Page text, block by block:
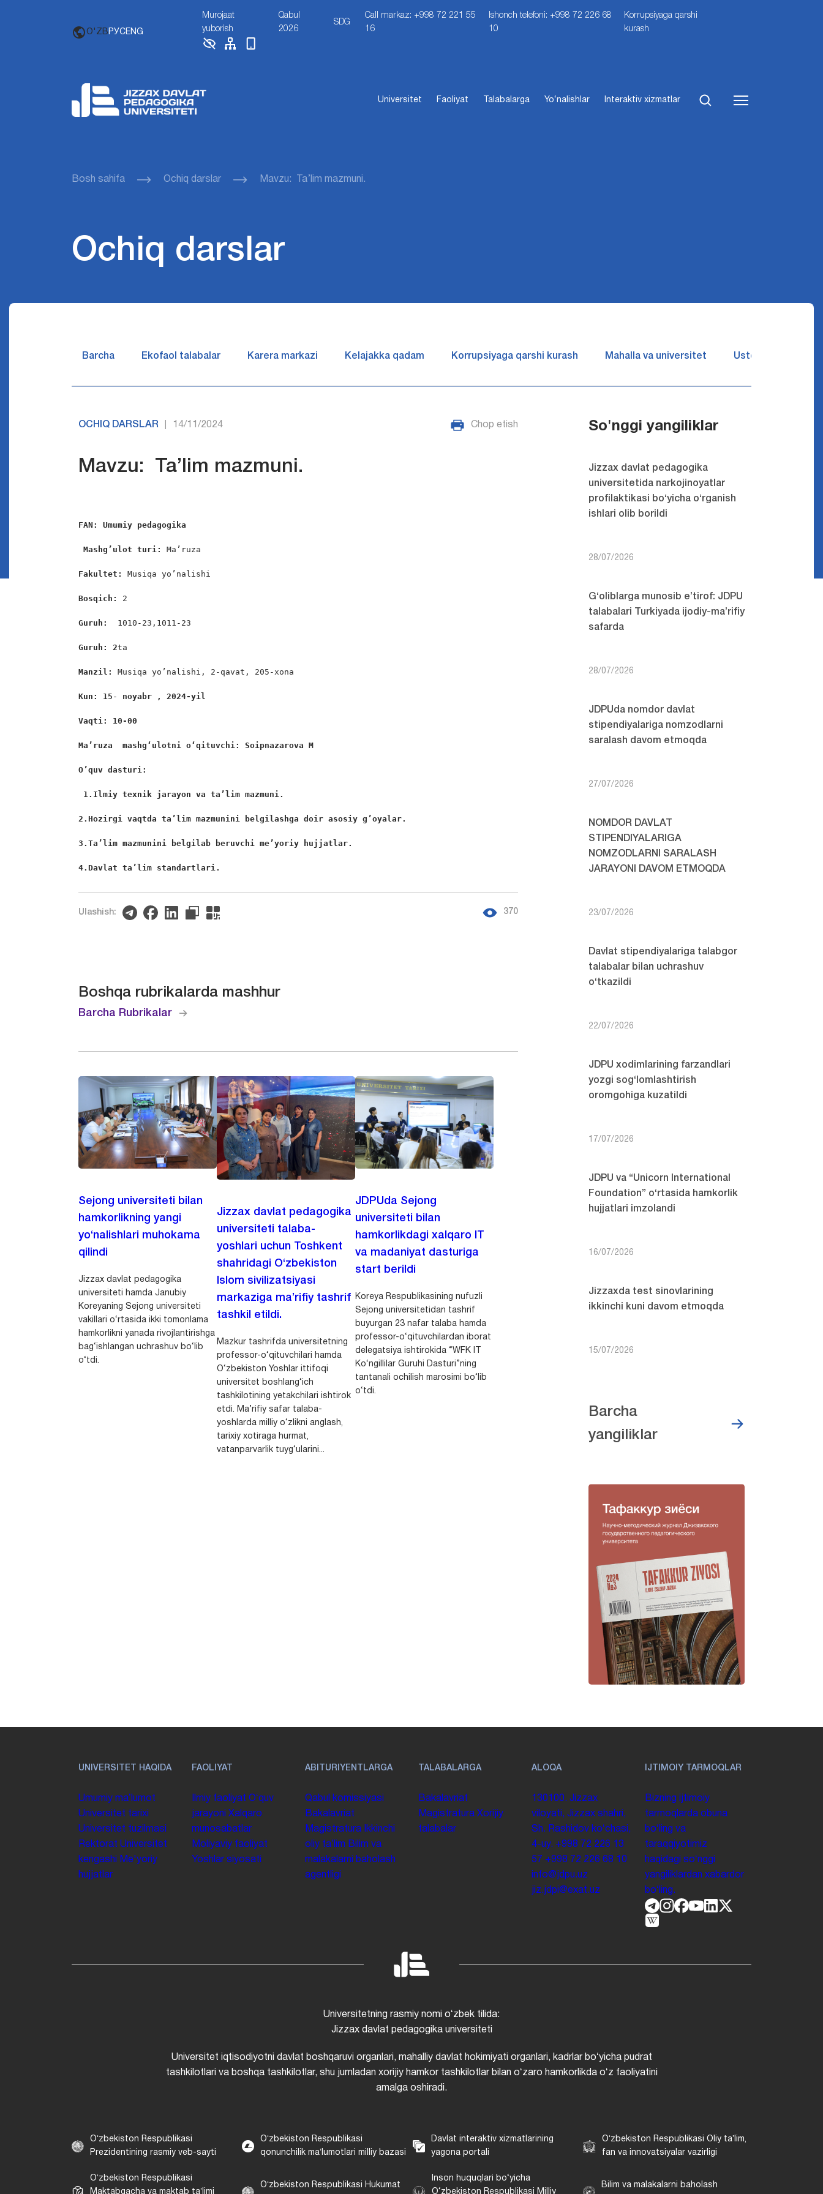
O'ZB РУСENG
Murojaat
yuborish
Qabul
2026
SDG
Call markaz: +998 72 221 55
16
Ishonch telefoni: +998 72 226 68
10
Korrupsiyaga qarshi
kurash
Universitet Faoliyat Talabalarga Yo‘nalishlar Interaktiv xizmatlar
Bosh sahifa Ochiq darslar Mavzu: Ta’lim mazmuni.
Ochiq darslar
Barcha Ekofaol talabalar Karera markazi Kelajakka qadam Korrupsiyaga qarshi kurash Mahalla va universitet Ustozlar suhbatin
OCHIQ DARSLAR 14/11/2024 Chop etish
Mavzu: Ta’lim mazmuni.
FAN: Umumiy pedagogika
Mashg’ulot turi: Ma’ruza
Fakultet: Musiqa yo’nalishi
Bosqich: 2
Guruh: 1010-23,1011-23
Guruh: 2ta
Manzil: Musiqa yo’nalishi, 2-qavat, 205-xona
Kun: 15 - noyabr , 2024-yil
Vaqti: 10-00
Ma’ruza  mashgʻulotni oʻqituvchi: Soipnazarova M
O’quv dasturi:
1.Ilmiy texnik jarayon va ta’lim mazmuni.
2.Hozirgi vaqtda ta’lim mazmunini belgilashga doir asosiy g’oyalar.
3.Ta’lim mazmunini belgilab beruvchi me’yoriy hujjatlar.
4.Davlat ta’lim standartlari.
Ulashish: 370
Boshqa rubrikalarda mashhur
Barcha Rubrikalar
Sejong universiteti bilan
hamkorlikning yangi
yo‘nalishlari muhokama
qilindi
Jizzax davlat pedagogika
universiteti hamda Janubiy
Koreyaning Sejong universiteti
vakillari o‘rtasida ikki tomonlama
hamkorlikni yanada rivojlantirishga
bag‘ishlangan uchrashuv bo‘lib
o‘tdi.
Jizzax davlat pedagogika
universiteti talaba-
yoshlari uchun Toshkent
shahridagi O‘zbekiston
Islom sivilizatsiyasi
markaziga ma’rifiy tashrif
tashkil etildi.
Mazkur tashrifda universitetning
professor-o‘qituvchilari hamda
O‘zbekiston Yoshlar ittifoqi
universitet boshlang‘ich
tashkilotining yetakchilari ishtirok
etdi. Ma’rifiy safar talaba-
yoshlarda milliy o‘zlikni anglash,
tarixiy xotiraga hurmat,
vatanparvarlik tuyg‘ularini...
JDPUda Sejong
universiteti bilan
hamkorlikdagi xalqaro IT
va madaniyat dasturiga
start berildi
Koreya Respublikasining nufuzli
Sejong universitetidan tashrif
buyurgan 23 nafar talaba hamda
professor-o‘qituvchilardan iborat
delegatsiya ishtirokida “WFK IT
Ko‘ngillilar Guruhi Dasturi”ning
tantanali ochilish marosimi bo‘lib
o‘tdi.
So'nggi yangiliklar
Jizzax davlat pedagogika
universitetida narkojinoyatlar
profilaktikasi bo‘yicha o‘rganish
ishlari olib borildi
28/07/2026
G‘oliblarga munosib e’tirof: JDPU
talabalari Turkiyada ijodiy-ma’rifiy
safarda
28/07/2026
JDPUda nomdor davlat
stipendiyalariga nomzodlarni
saralash davom etmoqda
27/07/2026
NOMDOR DAVLAT
STIPENDIYALARIGA
NOMZODLARNI SARALASH
JARAYONI DAVOM ETMOQDA
23/07/2026
Davlat stipendiyalariga talabgor
talabalar bilan uchrashuv
o‘tkazildi
22/07/2026
JDPU xodimlarining farzandlari
yozgi sog‘lomlashtirish
oromgohiga kuzatildi
17/07/2026
JDPU va “Unicorn International
Foundation” o‘rtasida hamkorlik
hujjatlari imzolandi
16/07/2026
Jizzaxda test sinovlarining
ikkinchi kuni davom etmoqda
15/07/2026
Barcha
yangiliklar
UNIVERSITET HAQIDA
Umumiy maʼlumot
Universitet tarixi
Universitet tuzilmasi
Rektorat Universitet
kengashi
Me'yoriy
hujjatlar
FAOLIYAT
Ilmiy faoliyat Oʻquv
jarayoni Xalqaro
munosabatlar
Moliyaviy faoliyat
Yoshlar siyosati
ABITURIYENTLARGA
Qabul komissiyasi
Bakalavriat
Magistratura
Ikkinchi
oliy taʼlim Bilim va
malakalarni baholash
agentligi
TALABALARGA
Bakalavriat
Magistratura Xorijiy
talabalar
ALOQA
130100. Jizzax
viloyati, Jizzax shahri,
Sh. Rashidov koʻchasi,
4-uy. +998 72 226 13
57 +998 72 226 68 10
info@jdpu.uz
jiz.jdpi@exat.uz
IJTIMOIY TARMOQLAR
Bizning ijtimoiy
tarmoqlarda obuna
boʻling va
taraqqiyotimiz
haqidagi soʻnggi
yangiliklardan xabardor
boʻling.
Universitetning rasmiy nomi oʻzbek tilida:
Jizzax davlat pedagogika universiteti
Universitet iqtisodiyotni davlat boshqaruvi organlari, mahalliy davlat hokimiyati organlari, kadrlar boʻyicha pudrat
tashkilotlari va boshqa tashkilotlar, shu jumladan xorijiy hamkor tashkilotlar bilan oʻzaro hamkorlikda oʻz faoliyatini
amalga oshiradi.
Oʻzbekiston Respublikasi
Prezidentining rasmiy veb-sayti
Oʻzbekiston Respublikasi
qonunchilik maʼlumotlari milliy bazasi
Davlat interaktiv xizmatlarining
yagona portali
Oʻzbekiston Respublikasi Oliy taʼlim,
fan va innovatsiyalar vazirligi
Oʻzbekiston Respublikasi
Maktabgacha va maktab taʼlimi
Oʻzbekiston Respublikasi Hukumat
Inson huquqlari bo‘yicha
O‘zbekiston Respublikasi Milliy
Bilim va malakalarni baholash